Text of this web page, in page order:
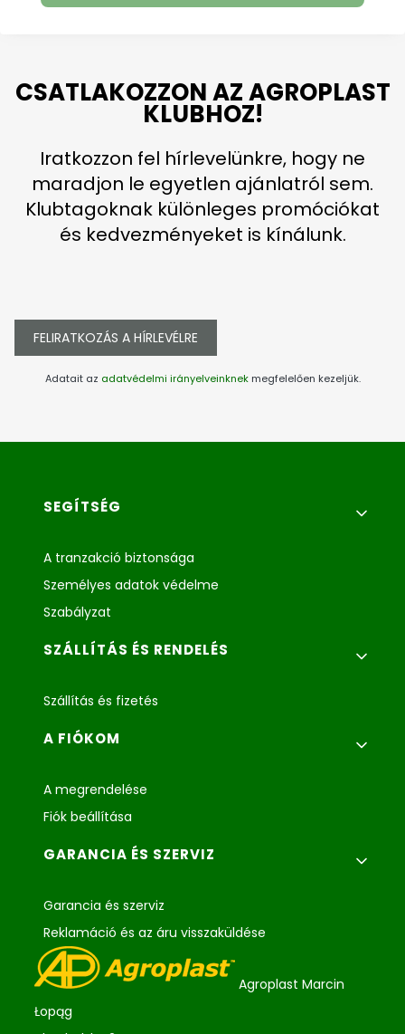
CSATLAKOZZON AZ AGROPLAST
KLUBHOZ!
Iratkozzon fel hírlevelünkre, hogy ne
maradjon le egyetlen ajánlatról sem.
Klubtagoknak különleges promóciókat
és kedvezményeket is kínálunk.
FELIRATKOZÁS A HÍRLEVÉLRE
Adatait az adatvédelmi irányelveinknekmegfelelően kezeljük.
Lábléc menü
SEGÍTSÉG
A tranzakció biztonsága
Személyes adatok védelme
Szabályzat
SZÁLLÍTÁS ÉS RENDELÉS
Szállítás és fizetés
A FIÓKOM
A megrendelése
Fiók beállítása
GARANCIA ÉS SZERVIZ
Garancia és szerviz
Reklamáció és az áru visszaküldése
Agroplast Marcin
Łopąg